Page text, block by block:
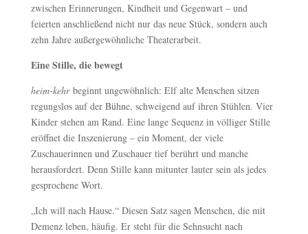
zwischen Erinnerungen, Kindheit und Gegenwart – und
feierten anschließend nicht nur das neue Stück, sondern auch
zehn Jahre außergewöhnliche Theaterarbeit.
Eine Stille, die bewegt
heim-kehrbeginnt ungewöhnlich: Elf alte Menschen sitzen
regungslos auf der Bühne, schweigend auf ihren Stühlen. Vier
Kinder stehen am Rand. Eine lange Sequenz in völliger Stille
eröffnet die Inszenierung – ein Moment, der viele
Zuschauerinnen und Zuschauer tief berührt und manche
herausfordert. Denn Stille kann mitunter lauter sein als jedes
gesprochene Wort.
„Ich will nach Hause.“ Diesen Satz sagen Menschen, die mit
Demenz leben, häufig. Er steht für die Sehnsucht nach